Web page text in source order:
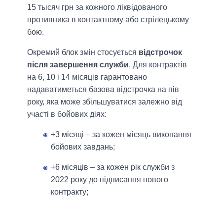
15 тысяч грн за кожного ліквідованого
противника в контактному або стрілецькому
бою.
Окремий блок змін стосується відстрочок
після завершення служби. Для контрактів
на 6, 10 і 14 місяців гарантовано
надаватиметься базова відстрочка на пів
року, яка може збільшуватися залежно від
участі в бойових діях:
+3 місяці – за кожен місяць виконання
бойових завдань;
+6 місяців – за кожен рік служби з
2022 року до підписання нового
контракту;